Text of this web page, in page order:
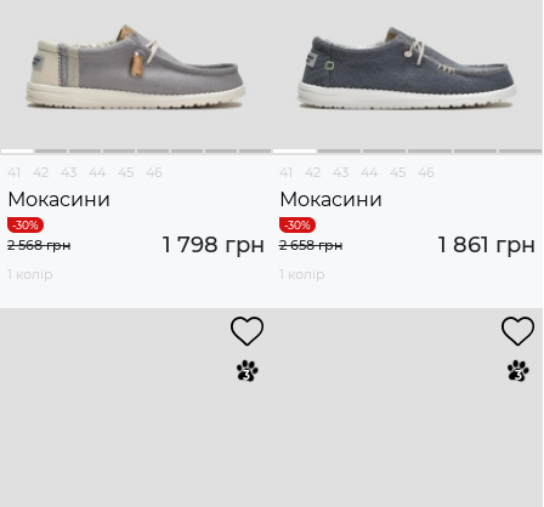
41 42 43 44 45 46
Мокасини
1 798 грн
2 568 грн
1 колір
41 42 43 44 45 46
Мокасини
1 861 грн
2 658 грн
1 колір